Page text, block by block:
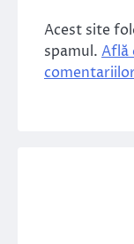
Acest site
spamul. Află